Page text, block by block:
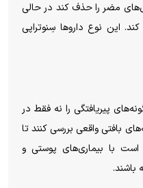
مضر را حذف کند در حالی
این نوع دارو‌ها سِنوتراپی
پیریافتگی را نه فقط در
بافتی واقعی بررسی کنند تا
است با بیماری‌های پوستی و
باشند.